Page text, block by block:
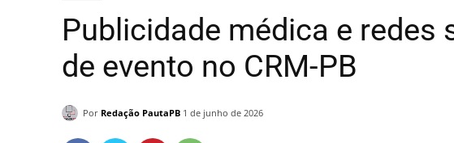
Publicidade médica e redes
de evento no CRM-PB
Por Redação PautaPB 1 de junho de 2026